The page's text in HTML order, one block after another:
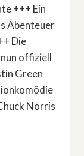
+++ Ein
Abenteuer
Die
offiziell
Green
Norris